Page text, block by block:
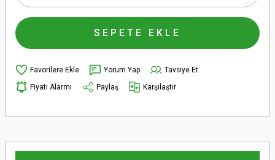
SEPETE EKLE
Yorum Yap
Tavsiye Et
Fiyatı Alarmı
Paylaş Karşılaştır